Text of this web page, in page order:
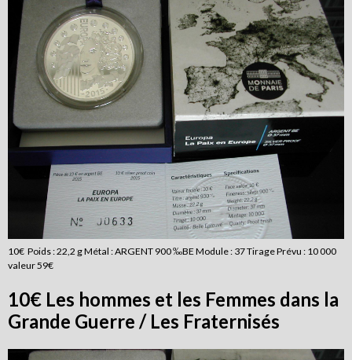
10€ Poids : 22,2 g Métal : ARGENT 900 ‰BE Module : 37 Tirage Prévu : 10 000
valeur 59€
10€ Les hommes et les Femmes dans la
Grande Guerre / Les Fraternisés